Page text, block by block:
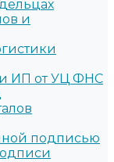
и
ИП от УЦ ФНС
подписью